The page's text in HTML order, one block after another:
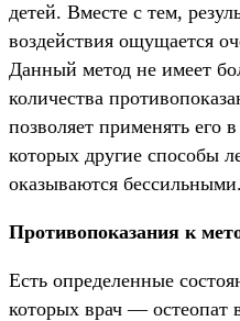
детей. Вместе с тем,
воздействия ощущается
Данный метод не имеет
количества
позволяет применять его
которых другие способы
оказываются бессильными.
Противопоказания к
Есть определенные
которых врач — остеопат